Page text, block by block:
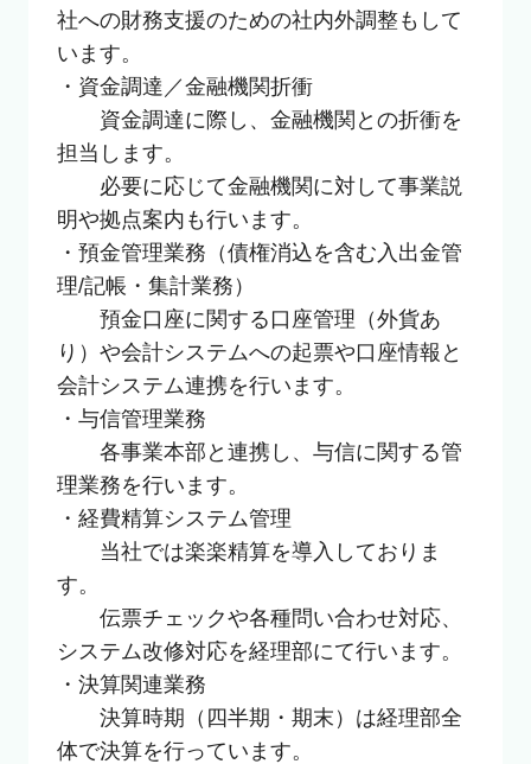
社への財務支援のための社内外調整もして
います。
・資金調達／金融機関折衝
資金調達に際し、金融機関との折衝を
担当します。
必要に応じて金融機関に対して事業説
明や拠点案内も行います。
・預金管理業務（債権消込を含む入出金管
理/記帳・集計業務）
預金口座に関する口座管理（外貨あ
り）や会計システムへの起票や口座情報と
会計システム連携を行います。
・与信管理業務
各事業本部と連携し、与信に関する管
理業務を行います。
・経費精算システム管理
当社では楽楽精算を導入しておりま
す。
伝票チェックや各種問い合わせ対応、
システム改修対応を経理部にて行います。
・決算関連業務
決算時期（四半期・期末）は経理部全
体で決算を行っています。